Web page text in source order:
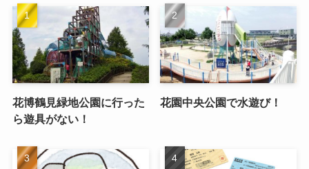
花博鶴見緑地公園に行った
ら遊具がない！
花園中央公園で水遊び！